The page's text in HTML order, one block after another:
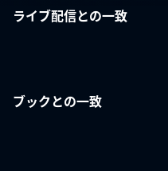
ライブ配信との一致
ブックとの一致